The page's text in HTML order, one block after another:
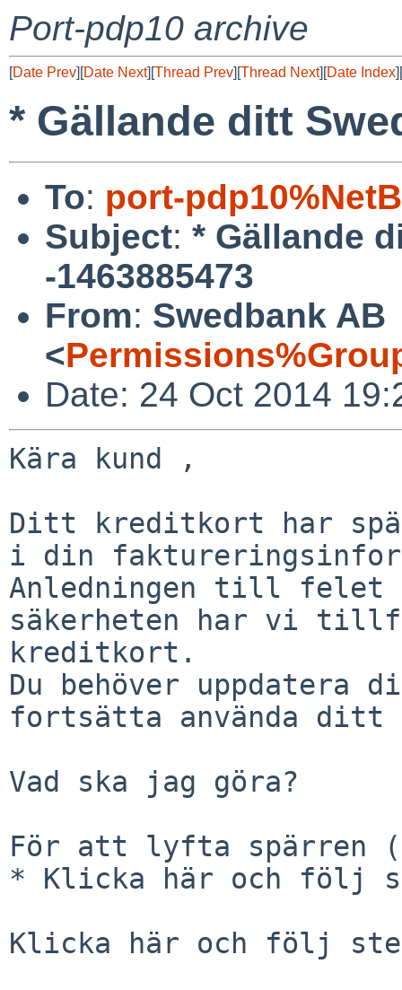
Port-pdp10 archive
[Date Prev][Date Next][Thread Prev][Thread Next][Date Index][
* Gällande ditt
To: port-
Subject: * Gällande
-1463885473
From: Swedbank AB
<
Date: 24 Oct 2014
Kära kund ,
Ditt kreditkort har
i din
Anledningen till felet
säkerheten har vi
kreditkort.
Du behöver uppdatera
fortsätta använda
Vad ska jag göra?
För att lyfta spärren
* Klicka här och följ
Klicka här och följ